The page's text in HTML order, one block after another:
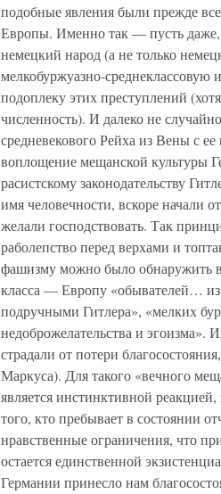
подобные явления были прежде
Европы. Именно так — пусть
немецкий народ (а не только
мелкобуржуазно-среднеклассовую
подоплеку этих преступлений
численность). И далеко не
средневекового Рейха из Вены с
воплощение мещанской культуры
расистскому законодательству
имя человечности, вскоре начали
желали господствовать. Так
раболепство перед верхами и
фашизму можно было обнаружить
класса — Европу «обывателей…
подручными Гитлера», «мелких
недоброжелательства и эгоизма».
страдали от потери
Маркуса). Для такого «вечного
является инстинктивной
того, кто пребывает в состоянии
нравственные ограничения, что
остается единственной
Германии принесло нам